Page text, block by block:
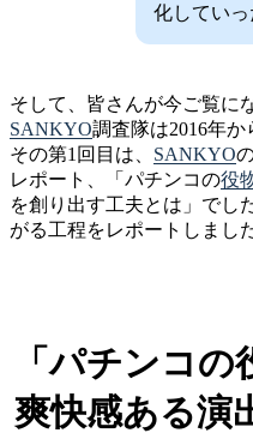
化してい
そして、皆さんが今ご覧に
SANKYO調査隊は2016年か
その第1回目は、 SANKYO
レポート、「パチンコの役
を創り出す工夫とは」でし
がる工程をレポートしまし
「パチンコの
爽快感ある演